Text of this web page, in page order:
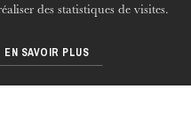
des statistiques de visites.
EN SAVOIR PLUS
2026